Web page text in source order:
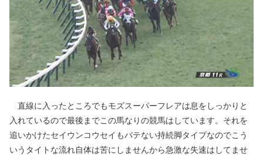
直線に入ったところでもモズスーパーフレアは息をしっかりと
入れているので最後までこの馬なりの競馬はしています。それを
追いかけたセイウンコウセイもバテない持続脚タイプなのでこう
いうタイトな流れ自体は苦にしませんから急激な失速はしてませ